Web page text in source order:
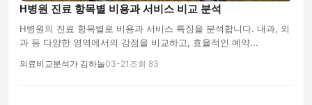
H병원 진료 항목별 비용과 서비스 비교 분석
H병원의 진료 항목별로 비용과 서비스 특징을 분석합니다. 내과, 외
과 등 다양한 영역에서의 강점을 비교하고, 효율적인 예약...
의료비교분석가 김하늘03-21 조회 83